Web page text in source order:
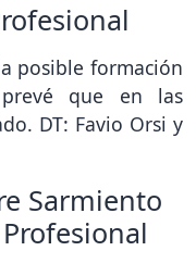
posible formación
que en las
DT: Favio Orsi y
Sarmiento